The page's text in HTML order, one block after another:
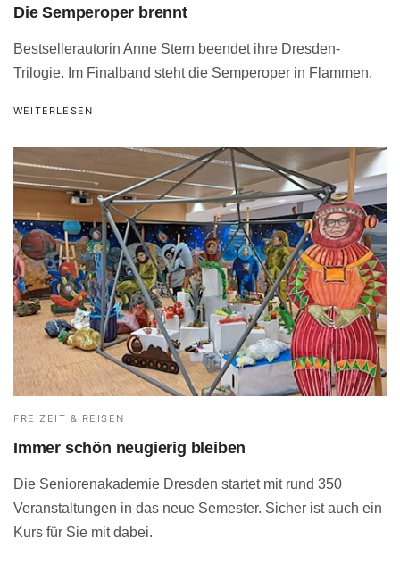
Die Semperoper brennt
Bestsellerautorin Anne Stern beendet ihre Dresden-
Trilogie. Im Finalband steht die Semperoper in Flammen.
WEITERLESEN
FREIZEIT & REISEN
Immer schön neugierig bleiben
Die Seniorenakademie Dresden startet mit rund 350
Veranstaltungen in das neue Semester. Sicher ist auch ein
Kurs für Sie mit dabei.